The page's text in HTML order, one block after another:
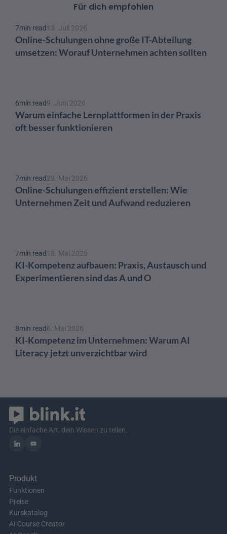
Für dich empfohlen
7min read13. Juli 2026
Online-Schulungen ohne große IT-Abteilung
umsetzen: Worauf Unternehmen achten sollten
6min read9. Juni 2026
Warum einfache Lernplattformen in der Praxis
oft besser funktionieren
7min read29. Mai 2026
Online-Schulungen effizient erstellen: Wie
Unternehmen Zeit und Aufwand reduzieren
7min read18. Mai 2026
KI-Kompetenz aufbauen: Praxis, Austausch und
Experimentieren sind das A und O
8min read6. Mai 2026
KI-Kompetenz im Unternehmen: Warum AI
Literacy jetzt unverzichtbar wird
Die einfache Art, dein Wissen zu teilen.
Produkt
Funktionen
Preise
Kurskatalog
AI Course Creator